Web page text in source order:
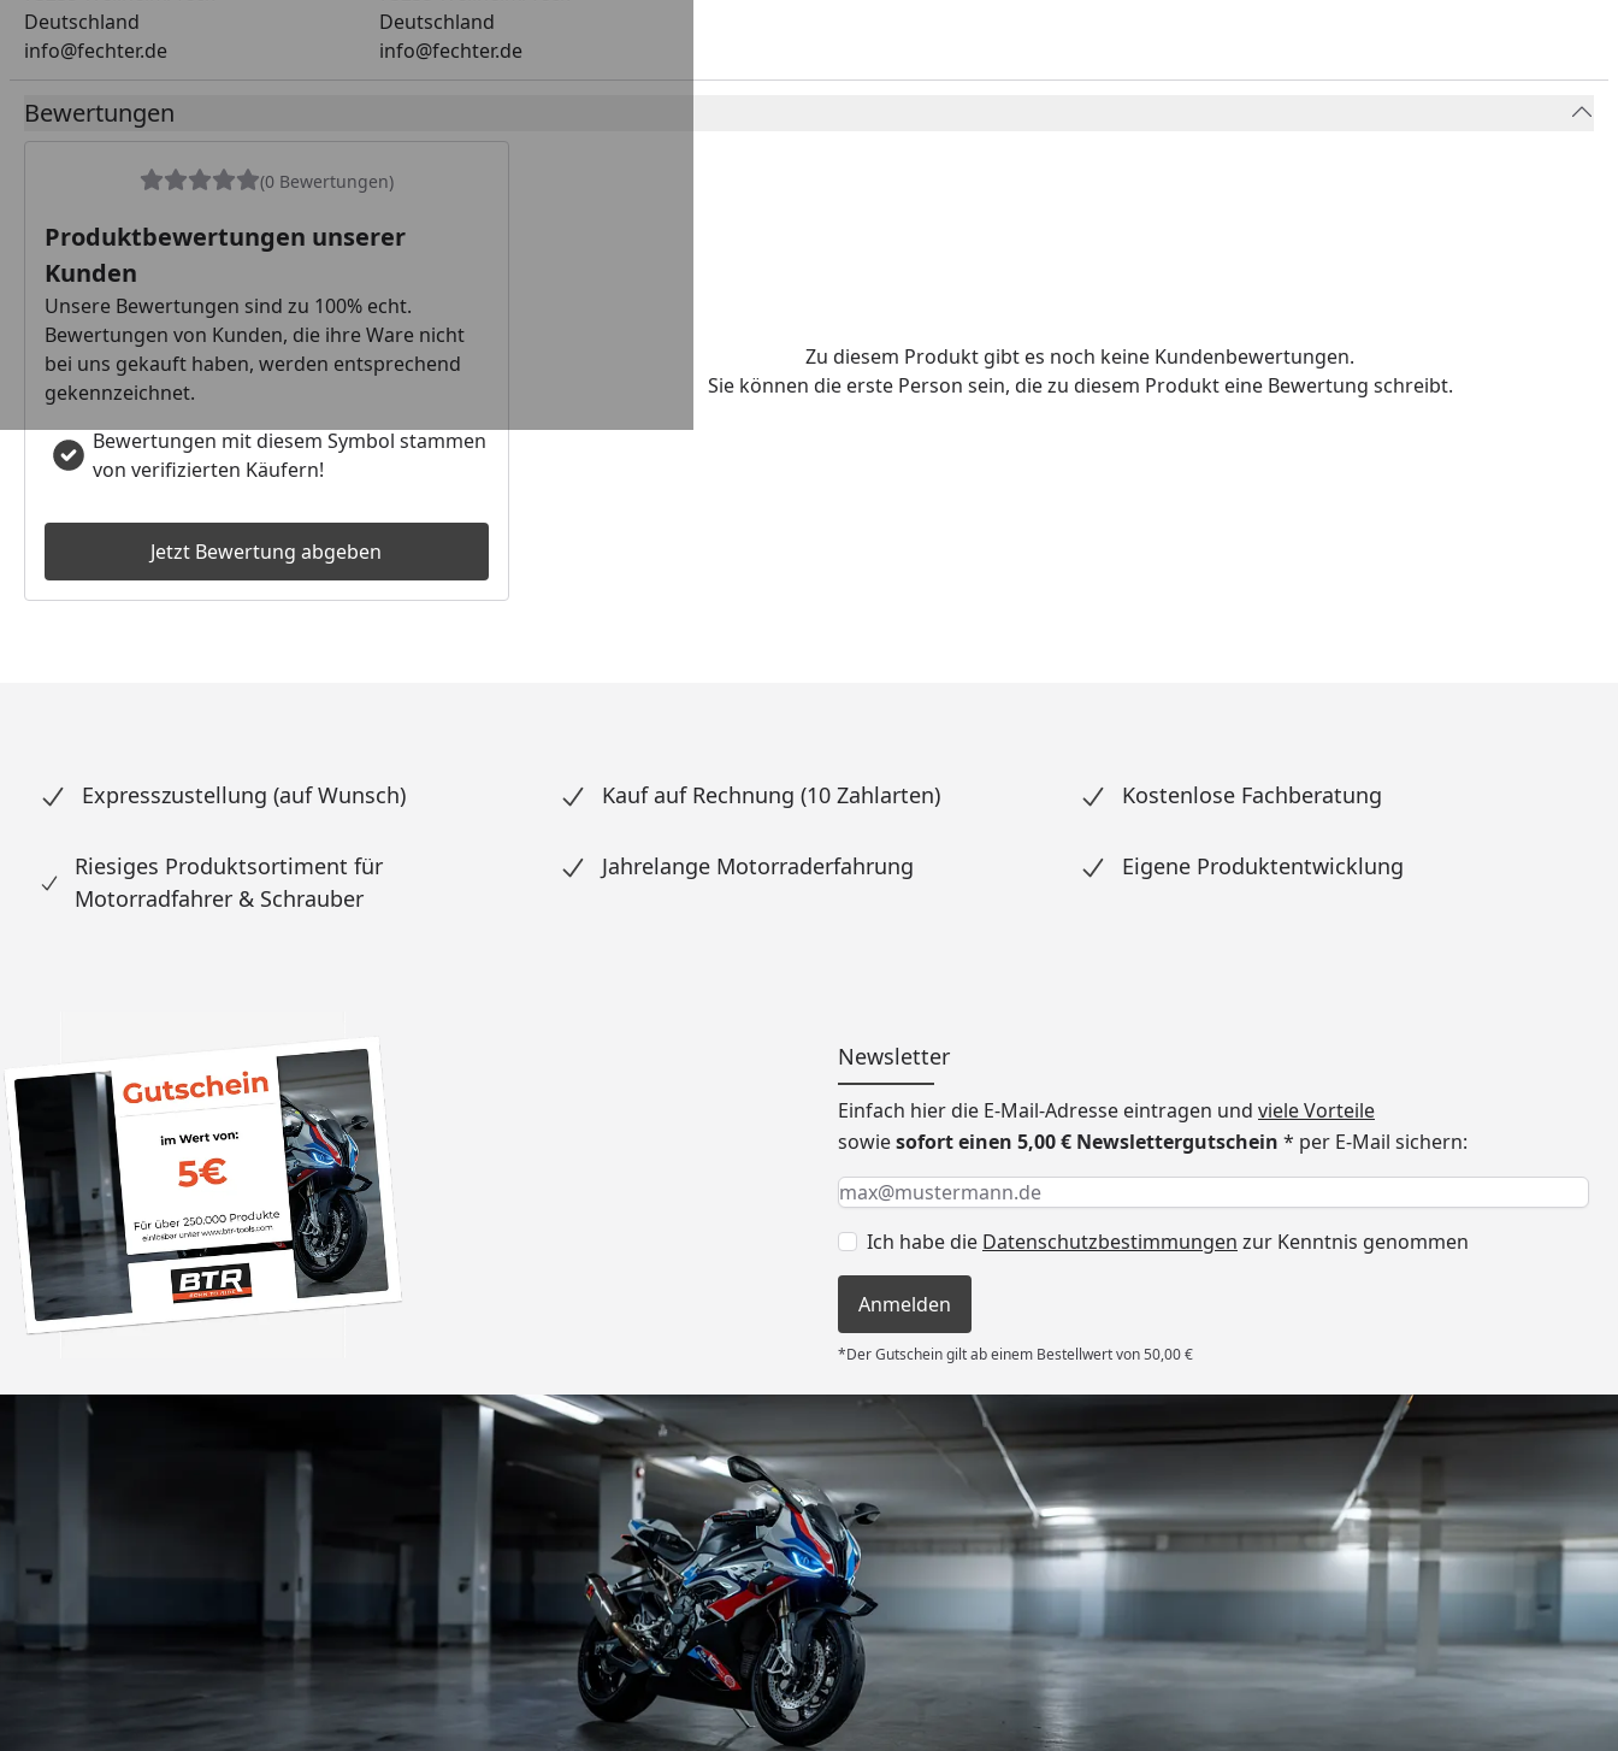
Deutschland
info@fechter.de
Deutschland
info@fechter.de
Bewertungen
(0 Bewertungen)
Produktbewertungen unserer
Kunden
Unsere Bewertungen sind zu 100% echt.
Bewertungen von Kunden, die ihre Ware nicht
bei uns gekauft haben, werden entsprechend
gekennzeichnet.
Bewertungen mit diesem Symbol stammen
von verifizierten Käufern!
Jetzt Bewertung abgeben
Zu diesem Produkt gibt es noch keine Kundenbewertungen.
Sie können die erste Person sein, die zu diesem Produkt eine Bewertung schreibt.
Expresszustellung (auf Wunsch) Kauf auf Rechnung (10 Zahlarten) Kostenlose Fachberatung
Riesiges Produktsortiment für
Motorradfahrer & Schrauber
Jahrelange Motorraderfahrung Eigene Produktentwicklung
Newsletter
Einfach hier die E-Mail-Adresse eintragen und viele Vorteile
sowiesofort einen 5,00 € Newslettergutschein * per E-Mail sichern:
Keine Eingabe erforderlich
Eingabe erforderlich
E-Mail *
Ich habe die Datenschutzbestimmungen zur Kenntnis genommen
Anmelden
*Der Gutschein gilt ab einem Bestellwert von 50,00 €
„Die Abwicklung eines Auftrages
bzw. Bestellung läuft angemessen
schnell ab. Als Firma braucht man
verlässliche Partner und das habe
ich hier gefunden.“
Versand
Auszeichnungen Akzeptierte Zahlungsarten